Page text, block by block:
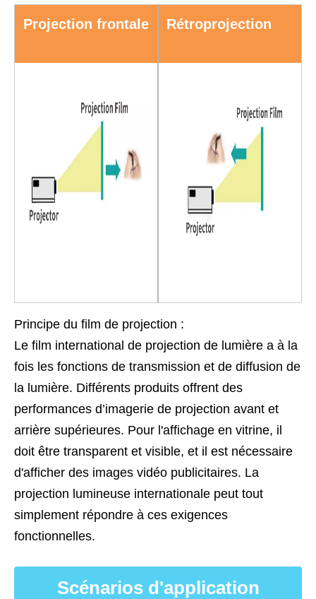
Projection frontale Rétroprojection
Principe du film de projection :
Le film international de projection de lumière a à la
fois les fonctions de transmission et de diffusion de
la lumière. Différents produits offrent des
performances d’imagerie de projection avant et
arrière supérieures. Pour l'affichage en vitrine, il
doit être transparent et visible, et il est nécessaire
d'afficher des images vidéo publicitaires. La
projection lumineuse internationale peut tout
simplement répondre à ces exigences
fonctionnelles.
Scénarios d'application